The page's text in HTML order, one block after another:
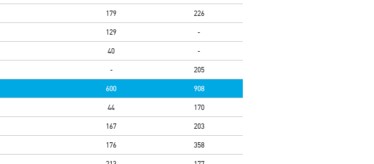
179 226
129 -
40 -
- 205
600 908
44 170
167 203
176 358